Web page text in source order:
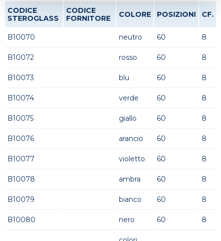
CODICE
STEROGLASS
CODICE
FORNITORE
COLORE POSIZIONI CF.
B10070 neutro 60 8
B10072 rosso 60 8
B10073 blu 60 8
B10074 verde 60 8
B10075 giallo 60 8
B10076 arancio 60 8
B10077 violetto 60 8
B10078 ambra 60 8
B10079 bianco 60 8
B10080 nero 60 8